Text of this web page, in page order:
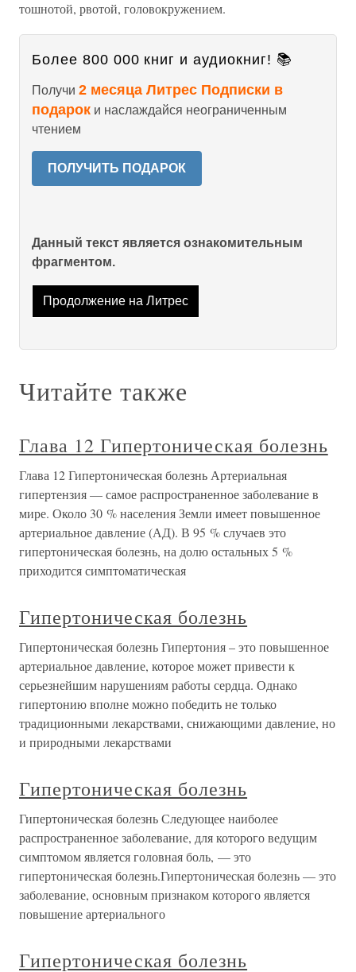
тошнотой, рвотой, головокружением.
Более 800 000 книг и аудиокниг! 📚
Получи 2 месяца Литрес Подписки в
подарок и наслаждайся неограниченным
чтением
ПОЛУЧИТЬ ПОДАРОК
Данный текст является ознакомительным
фрагментом.
Продолжение на Литрес
Читайте также
Глава 12 Гипертоническая болезнь
Глава 12 Гипертоническая болезнь Артериальная
гипертензия — самое распространенное заболевание в
мире. Около 30 % населения Земли имеет повышенное
артериальное давление (АД). В 95 % случаев это
гипертоническая болезнь, на долю остальных 5 %
приходится симптоматическая
Гипертоническая болезнь
Гипертоническая болезнь Гипертония – это повышенное
артериальное давление, которое может привести к
серьезнейшим нарушениям работы сердца. Однако
гипертонию вполне можно победить не только
традиционными лекарствами, снижающими давление, но
и природными лекарствами
Гипертоническая болезнь
Гипертоническая болезнь Следующее наиболее
распространенное заболевание, для которого ведущим
симптомом является головная боль, — это
гипертоническая болезнь.Гипертоническая болезнь — это
заболевание, основным признаком которого является
повышение артериального
Гипертоническая болезнь